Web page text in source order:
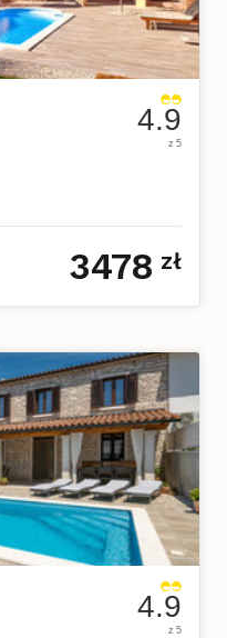
4.9
z 5
3478 zł
4.9
z 5